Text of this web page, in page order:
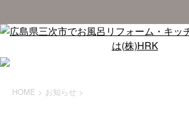
HOME > お知らせ >